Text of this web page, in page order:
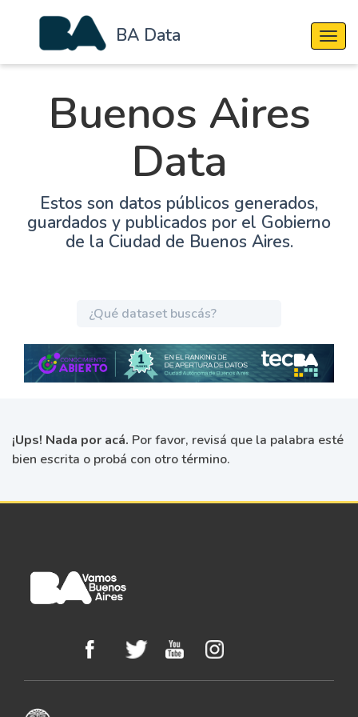
BA Data
Buenos Aires
Data
Estos son datos públicos generados,
guardados y publicados por el Gobierno
de la Ciudad de Buenos Aires.
¡Ups! Nada por acá. Por favor, revisá que la palabra esté
bien escrita o probá con otro término.